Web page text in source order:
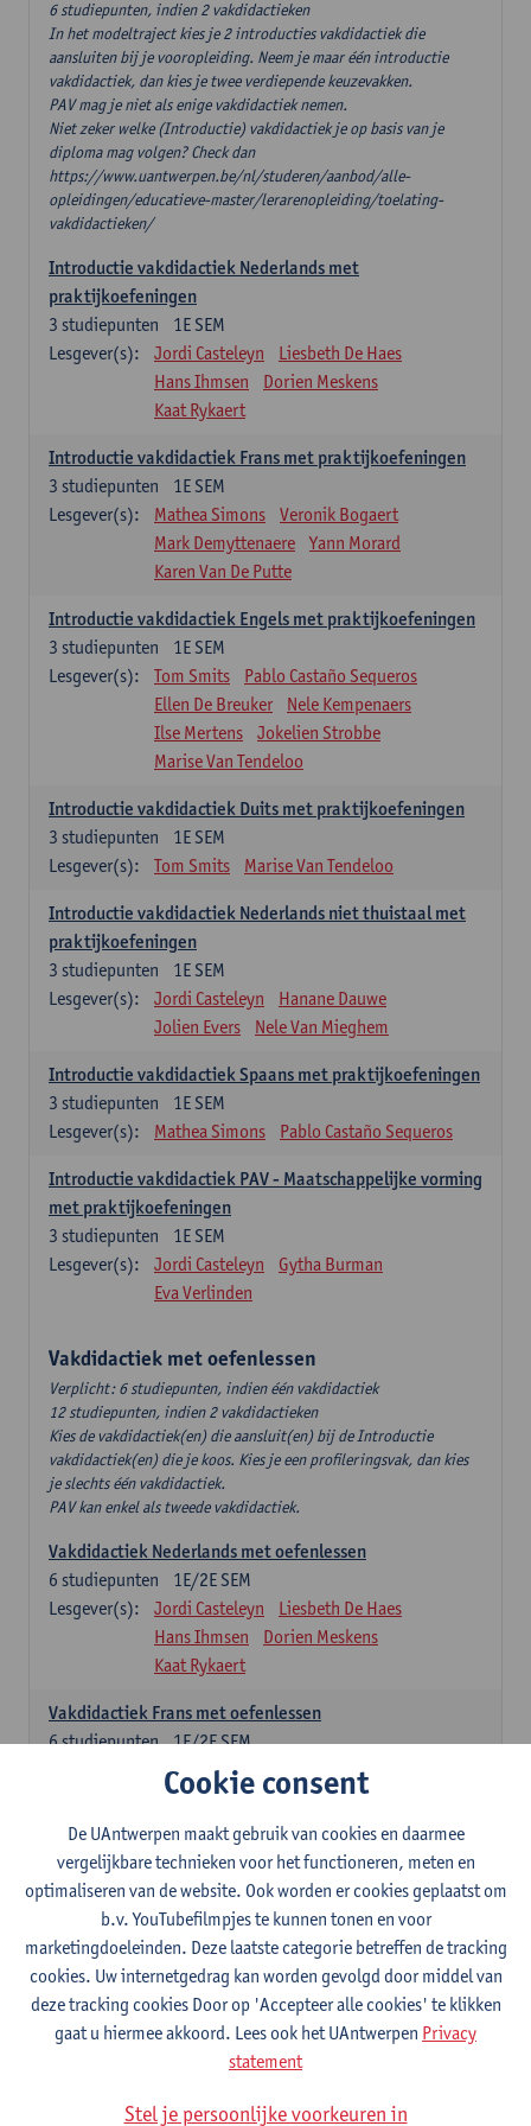
6 studiepunten, indien 2 vakdidactieken
In het modeltraject kies je 2 introducties vakdidactiek die
aansluiten bij je vooropleiding. Neem je maar één introductie
vakdidactiek, dan kies je twee verdiepende keuzevakken.
PAV mag je niet als enige vakdidactiek nemen.
Niet zeker welke (Introductie) vakdidactiek je op basis van je
diploma mag volgen? Check dan
https://www.uantwerpen.be/nl/studeren/aanbod/alle-
opleidingen/educatieve-master/lerarenopleiding/toelating-
vakdidactieken/
Introductie vakdidactiek Nederlands met
praktijkoefeningen
1E SEM
3 studiepunten
Lesgever(s):
Jordi Casteleyn
Liesbeth De Haes
Hans Ihmsen
Dorien Meskens
Kaat Rykaert
Introductie vakdidactiek Frans met praktijkoefeningen
1E SEM
3 studiepunten
Lesgever(s):
Mathea Simons
Veronik Bogaert
Mark Demyttenaere
Yann Morard
Karen Van De Putte
Introductie vakdidactiek Engels met praktijkoefeningen
1E SEM
3 studiepunten
Lesgever(s):
Tom Smits
Pablo Castaño Sequeros
Ellen De Breuker
Nele Kempenaers
Ilse Mertens
Jokelien Strobbe
Marise Van Tendeloo
Introductie vakdidactiek Duits met praktijkoefeningen
1E SEM
3 studiepunten
Lesgever(s):
Tom Smits Marise Van Tendeloo
Introductie vakdidactiek Nederlands niet thuistaal met
praktijkoefeningen
1E SEM
3 studiepunten
Lesgever(s):
Jordi Casteleyn
Hanane Dauwe
Jolien Evers
Nele Van Mieghem
Introductie vakdidactiek Spaans met praktijkoefeningen
1E SEM
3 studiepunten
Lesgever(s):
Mathea Simons Pablo Castaño Sequeros
Introductie vakdidactiek PAV - Maatschappelijke vorming
met praktijkoefeningen
1E SEM
3 studiepunten
Lesgever(s):
Jordi Casteleyn
Gytha Burman
Eva Verlinden
Vakdidactiek met oefenlessen
Verplicht: 6 studiepunten, indien één vakdidactiek
12 studiepunten, indien 2 vakdidactieken
Kies de vakdidactiek(en) die aansluit(en) bij de Introductie
vakdidactiek(en) die je koos. Kies je een profileringsvak, dan kies
je slechts één vakdidactiek.
PAV kan enkel als tweede vakdidactiek.
Vakdidactiek Nederlands met oefenlessen
1E/2E SEM
6 studiepunten
Lesgever(s):
Jordi Casteleyn
Liesbeth De Haes
Hans Ihmsen
Dorien Meskens
Kaat Rykaert
Vakdidactiek Frans met oefenlessen
1E/2E SEM
6studiepunten
Mathea Simons
Veronik Bogaert
Mark Demyttenaere
Yann Morard
Karen Van De Putte
Vakdidactiek Engels met oefenlessen
1E/2E SEM
6studiepunten
Lesgever(s):
Tom Smits
Ellen De Breuker
Nele Kempenaers
Joke Prinsen
Vakdidactiek Duits met oefenlessen
1E/2E SEM
6studiepunten
Tom Smits Marise Van Tendeloo
Vakdidactiek Nederlands niet-thuistaal met oefenlessen
Cookie consent
De UAntwerpen maakt gebruik van cookies en daarmee
vergelijkbare technieken voor het functioneren, meten en
optimaliseren van de website. Ook worden er cookies geplaatst om
b.v. YouTubefilmpjes te kunnen tonen en voor
marketingdoeleinden. Deze laatste categorie betreffen de tracking
cookies. Uw internetgedrag kan worden gevolgd door middel van
deze tracking cookies Door op 'Accepteer alle cookies' te klikken
gaat u hiermee akkoord. Lees ook het UAntwerpen Privacy
statement
Stel je persoonlijke voorkeuren in